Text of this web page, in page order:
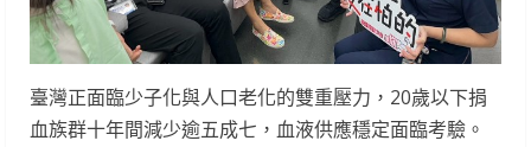
臺灣正面臨少子化與人口老化的雙重壓力，20歲以下捐
血族群十年間減少逾五成七，血液供應穩定面臨考驗。